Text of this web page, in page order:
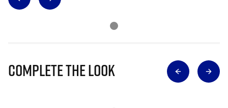
Complete The Look